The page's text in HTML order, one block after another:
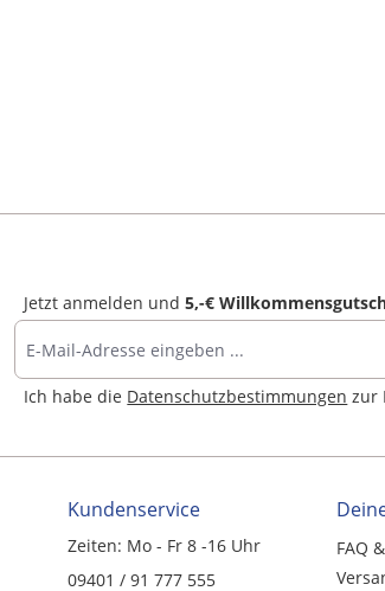
Jetzt anmelden und5,-€
Ich habe die Datenschutzbestimmungen zur
Kundenservice
Zeiten: Mo - Fr 8 -16 Uhr
09401 / 91 777 555
FAQ